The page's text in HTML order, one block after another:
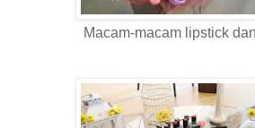
Macam-macam lipstick